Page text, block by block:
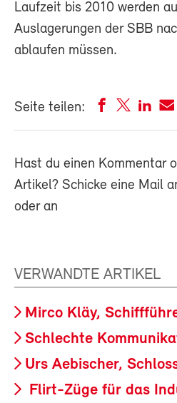
Laufzeit bis 2010 werden
Auslagerungen der SBB
ablaufen müssen.
Seite teilen:
Hast du einen Kommentar
Artikel? Schicke eine Mail
oder an
VERWANDTE ARTIKEL
Mirco Kläy,
Schlechte
Urs Aebischer,
Flirt-Züge für das